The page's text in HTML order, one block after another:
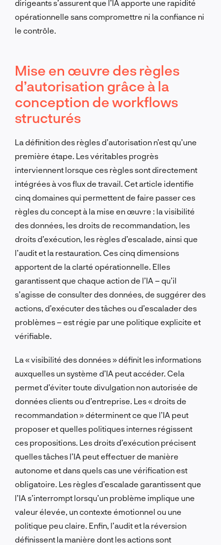
dirigeants s’assurent que l’IA apporte une rapidité
opérationnelle sans compromettre ni la confiance ni
le contrôle.
Mise en œuvre des règles
d’autorisation grâce à la
conception de workflows
structurés
La définition des règles d’autorisation n’est qu’une
première étape. Les véritables progrès
interviennent lorsque ces règles sont directement
intégrées à vos flux de travail. Cet article identifie
cinq domaines qui permettent de faire passer ces
règles du concept à la mise en œuvre : la visibilité
des données, les droits de recommandation, les
droits d’exécution, les règles d’escalade, ainsi que
l’audit et la restauration. Ces cinq dimensions
apportent de la clarté opérationnelle. Elles
garantissent que chaque action de l’IA – qu’il
s’agisse de consulter des données, de suggérer des
actions, d’exécuter des tâches ou d’escalader des
problèmes – est régie par une politique explicite et
vérifiable.
La « visibilité des données » définit les informations
auxquelles un système d’IA peut accéder. Cela
permet d’éviter toute divulgation non autorisée de
données clients ou d’entreprise. Les « droits de
recommandation » déterminent ce que l’IA peut
proposer et quelles politiques internes régissent
ces propositions. Les droits d’exécution précisent
quelles tâches l’IA peut effectuer de manière
autonome et dans quels cas une vérification est
obligatoire. Les règles d’escalade garantissent que
l’IA s’interrompt lorsqu’un problème implique une
valeur élevée, un contexte émotionnel ou une
politique peu claire. Enfin, l’audit et la réversion
définissent la manière dont les actions sont